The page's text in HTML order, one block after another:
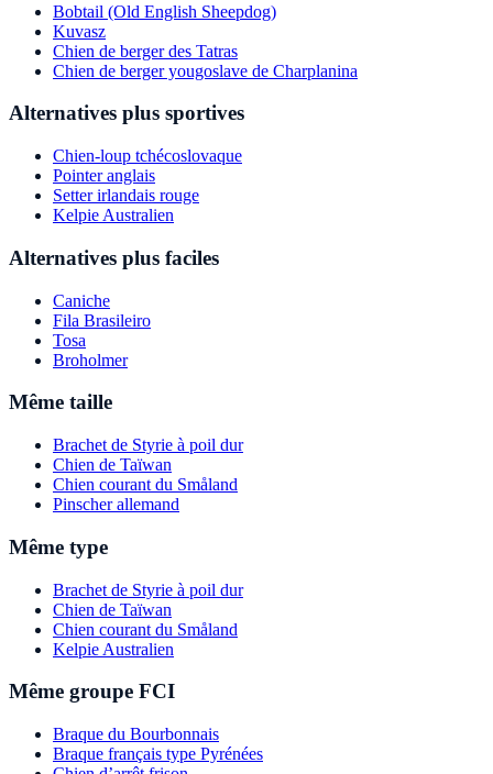
Bobtail (Old English Sheepdog)
Kuvasz
Chien de berger des Tatras
Chien de berger yougoslave de Charplanina
Alternatives plus sportives
Chien-loup tchécoslovaque
Pointer anglais
Setter irlandais rouge
Kelpie Australien
Alternatives plus faciles
Caniche
Fila Brasileiro
Tosa
Broholmer
Même taille
Brachet de Styrie à poil dur
Chien de Taïwan
Chien courant du Småland
Pinscher allemand
Même type
Brachet de Styrie à poil dur
Chien de Taïwan
Chien courant du Småland
Kelpie Australien
Même groupe FCI
Braque du Bourbonnais
Braque français type Pyrénées